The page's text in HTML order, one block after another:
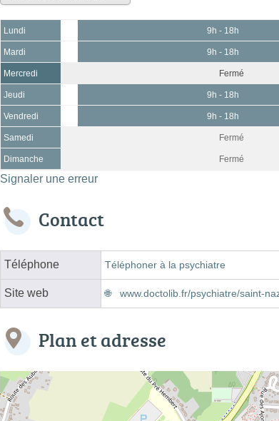
Lundi 9h - 18h
Mardi 9h - 18h
Mercredi Fermé
Jeudi 9h - 18h
Vendredi 9h - 18h
Samedi Fermé
Dimanche Fermé
Signaler une erreur
Contact
Téléphone Téléphoner à la psychiatre
Site web www.doctolib.fr/psychiatre/saint-
Plan et adresse